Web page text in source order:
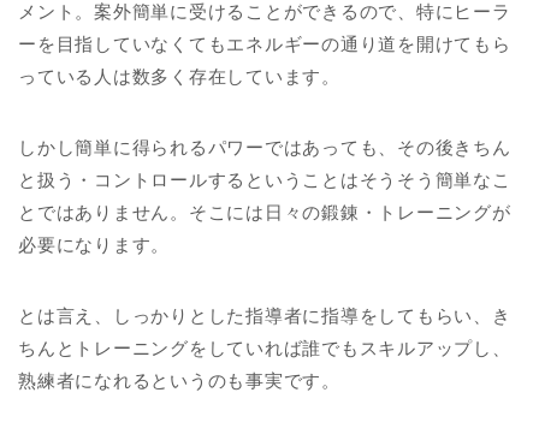
メント。案外簡単に受けることができるので、特にヒーラ
ーを目指していなくてもエネルギーの通り道を開けてもら
っている人は数多く存在しています。
しかし簡単に得られるパワーではあっても、その後きちん
と扱う・コントロールするということはそうそう簡単なこ
とではありません。そこには日々の鍛錬・トレーニングが
必要になります。
とは言え、しっかりとした指導者に指導をしてもらい、き
ちんとトレーニングをしていれば誰でもスキルアップし、
熟練者になれるというのも事実です。